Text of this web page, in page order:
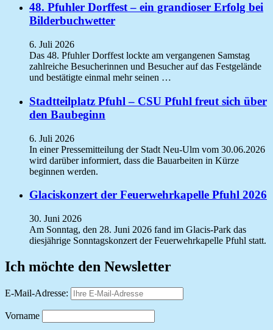
48. Pfuhler Dorffest – ein grandioser Erfolg bei
Bilderbuchwetter
6. Juli 2026
Das 48. Pfuhler Dorffest lockte am vergangenen Samstag
zahlreiche Besucherinnen und Besucher auf das Festgelände
und bestätigte einmal mehr seinen …
Stadtteilplatz Pfuhl – CSU Pfuhl freut sich über
den Baubeginn
6. Juli 2026
In einer Pressemitteilung der Stadt Neu-Ulm vom 30.06.2026
wird darüber informiert, dass die Bauarbeiten in Kürze
beginnen werden.
Glaciskonzert der Feuerwehrkapelle Pfuhl 2026
30. Juni 2026
Am Sonntag, den 28. Juni 2026 fand im Glacis-Park das
diesjährige Sonntagskonzert der Feuerwehrkapelle Pfuhl statt.
Ich möchte den Newsletter
E-Mail-Adresse:
Vorname